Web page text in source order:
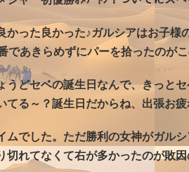
かった良かった♪ガルシアはお子
であきらめずにパーを拾ったのが
うどセベの誕生日なんで、きっと
てる～？誕生日だからね、出張お疲
ムでした。ただ勝利の女神がガルシ
切れてなくて右が多かったのが敗因